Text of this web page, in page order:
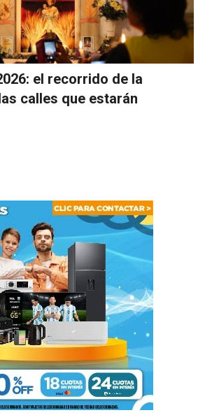
el recorrido de la
calles que estarán